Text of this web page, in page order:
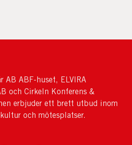
AB ABF-huset, ELVIRA
och Cirkeln Konferens &
erbjuder ett brett utbud inom
och mötesplatser.